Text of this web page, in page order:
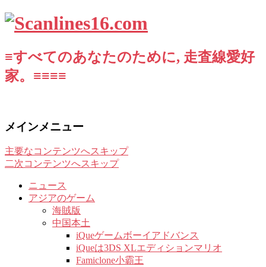
≡すべてのあなたのために, 走査線愛好
家。≡≡≡≡
メインメニュー
主要なコンテンツへスキップ
二次コンテンツへスキップ
ニュース
アジアのゲーム
海賊版
中国本土
iQueゲームボーイアドバンス
iQueは3DS XLエディションマリオ
Famiclone小霸王